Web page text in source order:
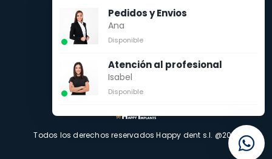
Todos los derechos reservados Happy dent s.l. @2021
Pedidos y Envios
Ana
Disponible
Atención al profesional
Isabel
Disponible